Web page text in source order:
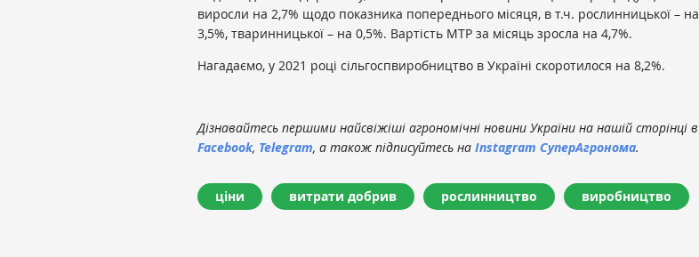
виросли на 2,7% щодо показника попереднього місяця, в т.ч. рослинницької – на
3,5%, тваринницької – на 0,5%. Вартість МТР за місяць зросла на 4,7%.
Нагадаємо, у 2021 році сільгоспвиробництво в Україні скоротилося на 8,2%.
Дізнавайтесь першими найсвіжіші агрономічні новини України на нашій сторінці в
Facebook, Telegram, а також підписуйтесь на Instagram СуперАгронома.
ціни витрати добрив рослинництво виробництво